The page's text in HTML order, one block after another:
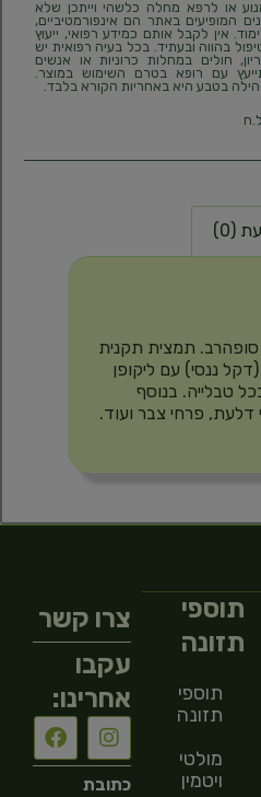
או לרפא מחלה כלשהי וייתכן שלא
המופיעים באתר הם אינפורמטיביים,
אין לקבל אותם כמידע רפואי, ייעוץ
בהווה ובעתיד. בכל בעיה רפואית יש
חולים במחלות כרוניות או אנשים
עם רופא בטרם השימוש במוצר.
בטבע היא באחריות הקורא בלבד.
(0)
תמצית תקנית
ננסי) עם ליקופן
10 מ”ג בכל טבלייה. בנוסף
דלעת, פרחי צבר ועוד.
תוספי
תזונה
תוספי
תזונה
מולטי
ויטמין
צרו קשר
עקבו
אחרינו:
כתובת